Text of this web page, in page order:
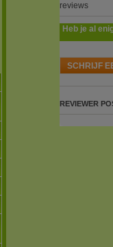
reviews
Heb je al
SCHRIJF
REVIEWER